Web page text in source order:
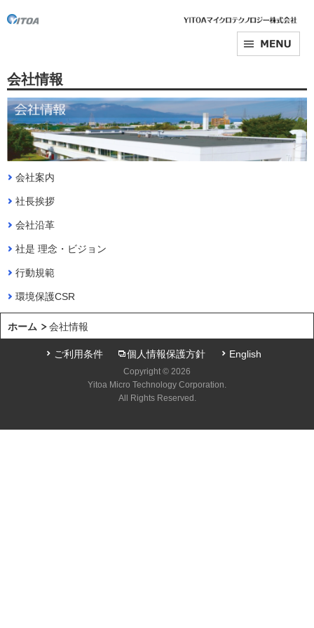
会社情報
会社案内
社長挨拶
会社沿革
社是 理念・ビジョン
行動規範
環境保護CSR
ホーム 会社情報
ご利用条件 個人情報保護方針 English
Copyright © 2026
Yitoa Micro Technology Corporation.
All Rights Reserved.